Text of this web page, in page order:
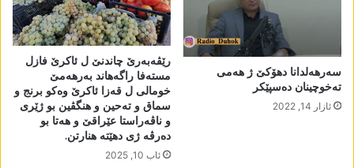
سەرھەلدانا دھۆکێ ژ ھەمی
تەخوچینان دەسپێکر
ئازار 14, 2022
رێڤەبەرێ چاندنێ ل ئاکرێ فازل
مستەفا راگەھاند بەرھەمێ
خومالی ل قەزا ئاکرێ وەکو برنج و
سماق و تەحین و ھنگڤین بو ژێری
و ناڤەراستا عێراقێ و ھەتا بو
دەرڤە ژی دھێتە ھنارتن.
ئاب 10, 2025